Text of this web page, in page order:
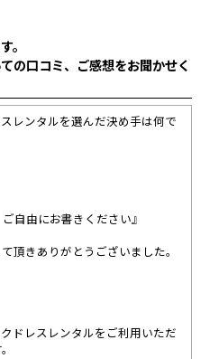
。
の口コミ、ご感想をお聞かせく
レンタルを選んだ決め手は何で
自由にお書きください』
頂きありがとうございました。
ドレスレンタルをご利用いただ